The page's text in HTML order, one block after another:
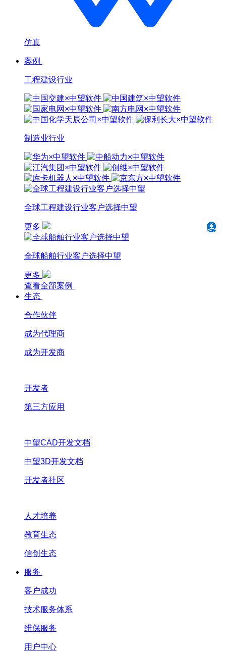
仿真
案例
工程建设行业
制造业行业
全球工程建设行业客户选择中望
更多
全球船舶行业客户选择中望
更多
查看全部案例
生态
合作伙伴
成为代理商
成为开发商
开发者
第三方应用
中望CAD开发文档
中望3D开发文档
开发者社区
人才培养
教育生态
信创生态
服务
客户成功
技术服务体系
维保服务
用户中心
中望3D 2024
设计仿真制造一体化